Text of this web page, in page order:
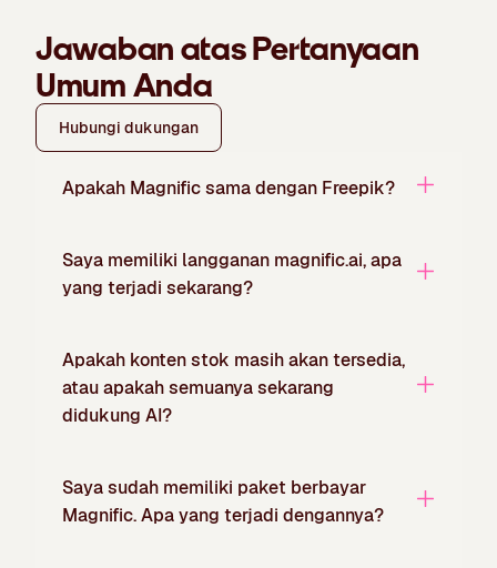
Jawaban atas Pertanyaan
Umum Anda
Hubungi dukungan
Apakah Magnific sama dengan Freepik?
Saya memiliki langganan magnific.ai, apa
yang terjadi sekarang?
Apakah konten stok masih akan tersedia,
atau apakah semuanya sekarang
didukung AI?
Saya sudah memiliki paket berbayar
Magnific. Apa yang terjadi dengannya?